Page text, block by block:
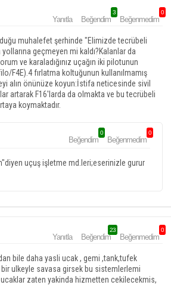
Yanıtla Beğendim
3
Beğenmedim
0
muhalefet şerhinde "Elimizde tecrübeli
geçmeyen mi kaldı?Kalanlar da
ve karaladığınız uçağın iki pilotunun
F4E).4 fırlatma koltuğunun kullanılmamış
alın önünüze koyun:İstifa neticesinde sivil
artarak F16'larda da olmakta ve bu tecrübeli
koymaktadır.
Beğendim
0
Beğenmedim
0
uçuş işletme md.leri;eserinizle gurur
Yanıtla Beğendim
23
Beğenmedim
0
bile daha yasli ucak , gemi ,tank,tufek
ulkeyle savasa girsek bu sistemlerlemi
zaten yakinda hizmetten cekilecekmis,